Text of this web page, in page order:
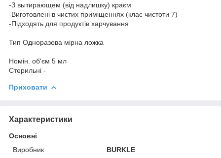
-З вытирающем (від надлишку) краєм
-Виготовлені в чистих приміщеннях (клас чистоти 7)
-Підходять для продуктів харчування
Тип Одноразова мірна ложка
Номін. об'єм 5 мл
Стерильні -
Приховати
Характеристики
Основні
Виробник
BURKLE